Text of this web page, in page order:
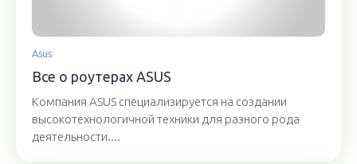
Asus
Все о роутерах ASUS
Компания ASUS специализируется на создании
высокотехнологичной техники для разного рода
деятельности....